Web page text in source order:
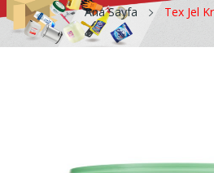
Ana Sayfa Tex Jel